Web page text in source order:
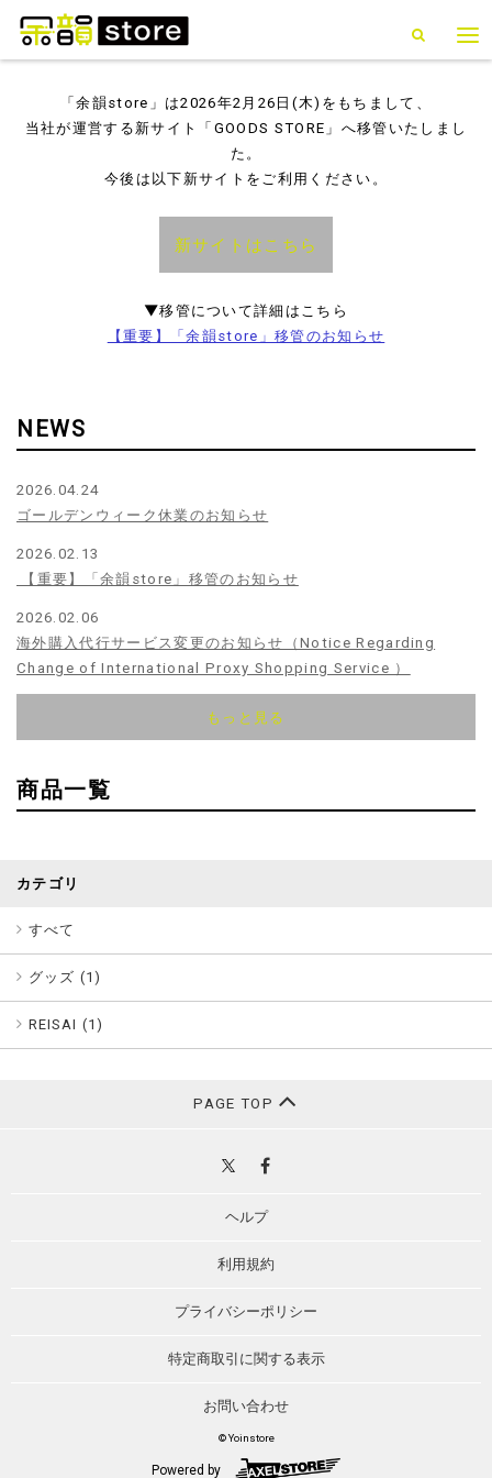
「余韻store」は2026年2月26日(木)をもちまして、
当社が運営する新サイト「GOODS STORE」へ移管いたしまし
た。
今後は以下新サイトをご利用ください。
新サイトはこちら
▼移管について詳細はこちら
【重要】「余韻store」移管のお知らせ
NEWS
2026.04.24
ゴールデンウィーク休業のお知らせ
2026.02.13
【重要】「余韻store」移管のお知らせ
2026.02.06
海外購入代行サービス変更のお知らせ（Notice Regarding
Change of International Proxy Shopping Service ）
もっと見る
商品一覧
カテゴリ
すべて
グッズ (1)
REISAI (1)
PAGE TOP
ヘルプ
利用規約
プライバシーポリシー
特定商取引に関する表示
お問い合わせ
© Yoinstore
Powered by